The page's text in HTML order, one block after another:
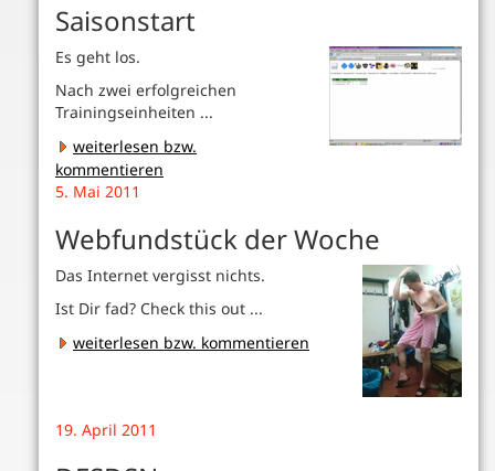
Saisonstart
Es geht los.
Nach zwei erfolgreichen
Trainingseinheiten ...
weiterlesen bzw.
kommentieren
5. Mai 2011
Webfundstück der Woche
Das Internet vergisst nichts.
Ist Dir fad? Check this out ...
weiterlesen bzw. kommentieren
19. April 2011